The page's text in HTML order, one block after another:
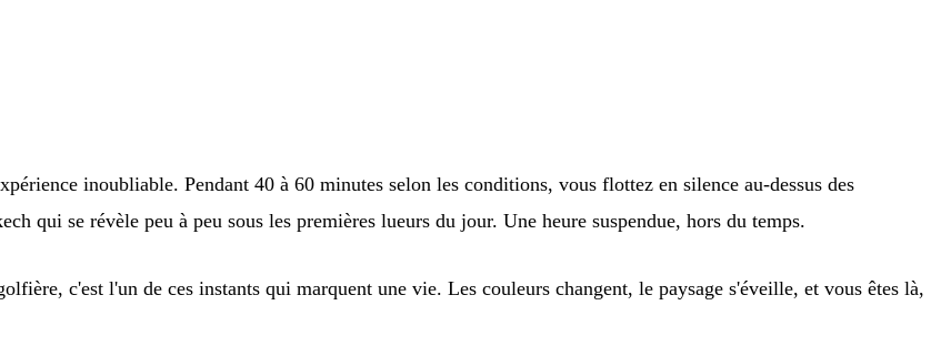
inoubliable. Pendant 40 à 60 minutes selon les conditions, vous flottez en silence au-dessus des
qui se révèle peu à peu sous les premières lueurs du jour. Une heure suspendue, hors du temps.
c'est l'un de ces instants qui marquent une vie. Les couleurs changent, le paysage s'éveille, et vous êtes là,